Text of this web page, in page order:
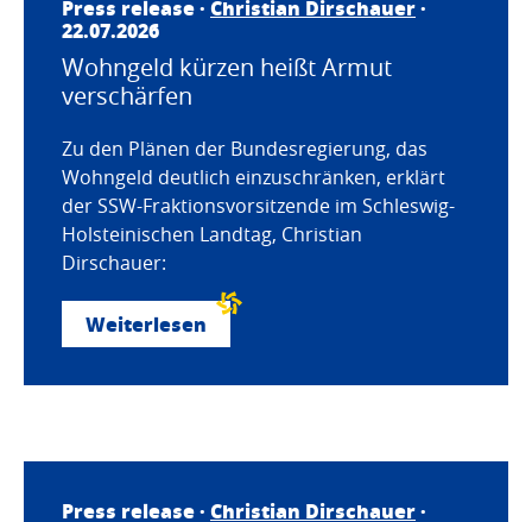
Press release · Christian Dirschauer·
22.07.2026
Wohngeld kürzen heißt Armut
verschärfen
Zu den Plänen der Bundesregierung, das
Wohngeld deutlich einzuschränken, erklärt
der SSW-Fraktionsvorsitzende im Schleswig-
Holsteinischen Landtag, Christian
Dirschauer:
Weiterlesen
Press release · Christian Dirschauer·